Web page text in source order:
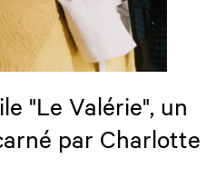
"Le Valérie", un
par Charlotte